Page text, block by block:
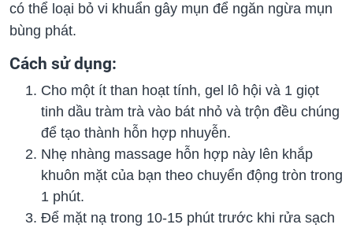
có thể loại bỏ vi khuẩn gây mụn để ngăn ngừa mụn
bùng phát.
Cách sử dụng:
Cho một ít than hoạt tính, gel lô hội và 1 giọt
tinh dầu tràm trà vào bát nhỏ và trộn đều chúng
để tạo thành hỗn hợp nhuyễn.
Nhẹ nhàng massage hỗn hợp này lên khắp
khuôn mặt của bạn theo chuyển động tròn trong
1 phút.
Để mặt nạ trong 10-15 phút trước khi rửa sạch